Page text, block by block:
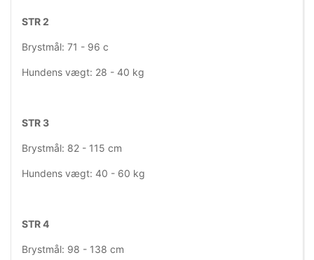
STR 2
Brystmål: 71 - 96 c
Hundens vægt: 28 - 40 kg
STR 3
Brystmål: 82 - 115 cm
Hundens vægt: 40 - 60 kg
STR 4
Brystmål: 98 - 138 cm